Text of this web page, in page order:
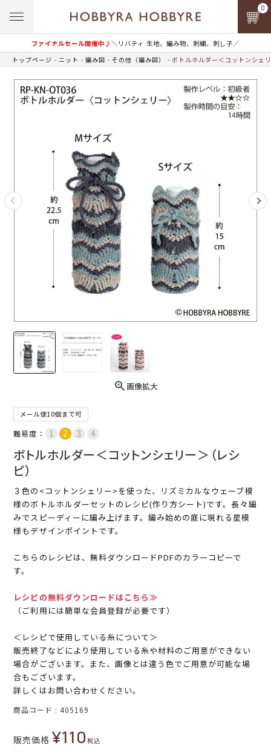
ファイナルセール開催中♪＼リバティ 生地、編み物、刺繍、刺し子／
0
トップページ ニット 編み図 その他（編み図） ボトルホルダー＜コットンシェ
画像拡大
メール便10個まで可
難易度：
ボトルホルダー＜コットンシェリー＞（レシ
ピ）
３色の<コットンシェリー>を使った、リズミカルなウェーブ模
様のボトルホルダーセットのレシピ(作り方シート)です。長々編
みでスピーディーに編み上げます。編み始めの底に現れる星模
様もデザインポイントです。
こちらのレシピは、無料ダウンロードPDFのカラーコピーで
す。
レシピの無料ダウンロードはこちら≫
（ご利用には簡単な会員登録が必要です）
＜レシピで使用している糸について＞
販売終了などにより使用している糸や材料のご用意ができない
場合がございます。また、画像とは違う色でご用意が可能な場
合もございます。
詳しくはお問い合わせください。
商品コード 405169
販売価格 ¥110税込